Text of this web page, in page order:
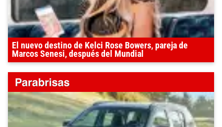
El nuevo destino de Kelci Rose Bowers, pareja de
Marcos Senesi, después del Mundial